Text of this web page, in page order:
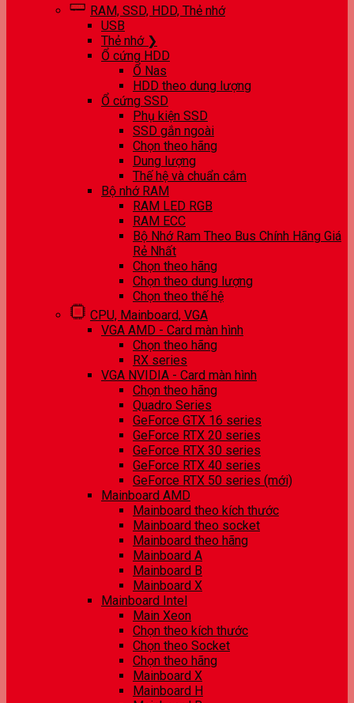
RAM, SSD, HDD, Thẻ nhớ
USB
Thẻ nhớ ❯
Ổ cứng HDD
Ổ Nas
HDD theo dung lượng
Ổ cứng SSD
Phụ kiện SSD
SSD gắn ngoài
Chọn theo hãng
Dung lượng
Thế hệ và chuẩn cắm
Bộ nhớ RAM
RAM LED RGB
RAM ECC
Bộ Nhớ Ram Theo Bus Chính Hãng Giá
Rẻ Nhất
Chọn theo hãng
Chọn theo dung lượng
Chọn theo thế hệ
CPU, Mainboard, VGA
VGA AMD - Card màn hình
Chọn theo hãng
RX series
VGA NVIDIA - Card màn hình
Chọn theo hãng
Quadro Series
GeForce GTX 16 series
GeForce RTX 20 series
GeForce RTX 30 series
GeForce RTX 40 series
GeForce RTX 50 series (mới)
Mainboard AMD
Mainboard theo kích thước
Mainboard theo socket
Mainboard theo hãng
Mainboard A
Mainboard B
Mainboard X
Mainboard Intel
Main Xeon
Chọn theo kích thước
Chọn theo Socket
Chọn theo hãng
Mainboard X
Mainboard H